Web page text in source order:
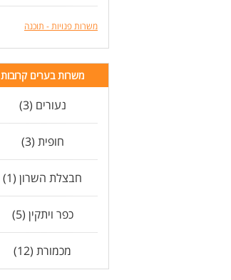
משרות פנויות - תוכנה
משרות בערים קרובות
נעורים (3)
חופית (3)
חבצלת השרון (1)
כפר ויתקין (5)
מכמורת (12)